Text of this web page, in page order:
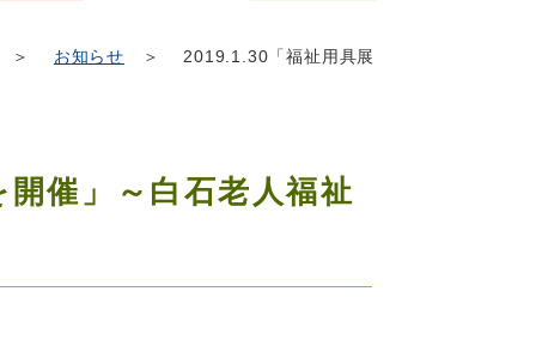
お知らせ ＞ 2019.1.30「福祉用具展
催」～白石老人福祉